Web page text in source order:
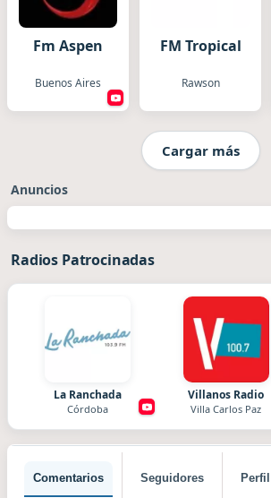
Fm Aspen
Buenos Aires
FM Tropical
Rawson
Cargar más
Anuncios
Radios Patrocinadas
La Ranchada
Córdoba
Villanos Radio
Villa Carlos Paz
Comentarios Seguidores